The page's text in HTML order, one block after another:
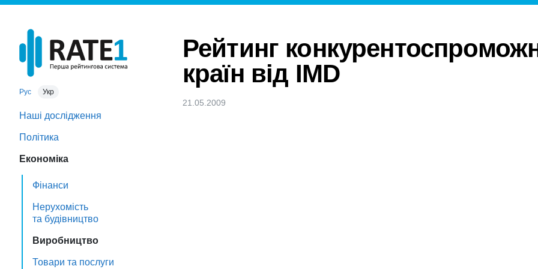
Рус Укр
Наші дослідження
Політика
Економіка
Фінанси
Нерухомість
та будівництво
Виробництво
Товари та послуги
Рейтинг
країн від IMD
21.05.2009